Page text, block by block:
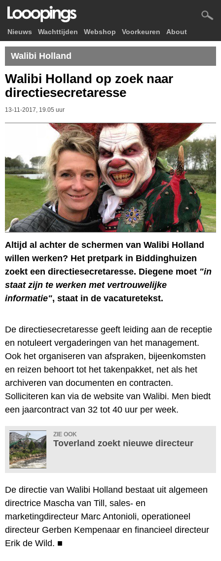
Nieuws Wachttijden Webshop Voorkeuren About
Walibi Holland
Walibi Holland op zoek naar
directiesecretaresse
13-11-2017, 19.05 uur
Altijd al achter de schermen van Walibi Holland
willen werken? Het pretpark in Biddinghuizen
zoekt een directiesecretaresse. Diegene moet "in
staat zijn te werken met vertrouwelijke
informatie", staat in de vacaturetekst.
De directiesecretaresse geeft leiding aan de receptie
en notuleert vergaderingen van het management.
Ook het organiseren van afspraken, bijeenkomsten
en reizen behoort tot het takenpakket, net als het
archiveren van documenten en contracten.
Solliciteren kan via de website van Walibi. Men biedt
een jaarcontract van 32 tot 40 uur per week.
ZIE OOK
Toverland zoekt nieuwe directeur
De directie van Walibi Holland bestaat uit algemeen
directrice Mascha van Till, sales- en
marketingdirecteur Marc Antonioli, operationeel
directeur Gerben Kempenaar en financieel directeur
Erik de Wild. ■